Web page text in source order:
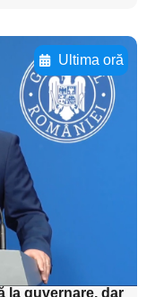
Ultima oră
pentru
la guvernare, dar